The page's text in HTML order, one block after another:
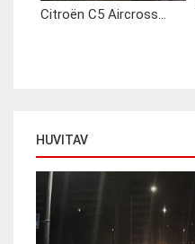
Citroën C5 Aircross...
HUVITAV